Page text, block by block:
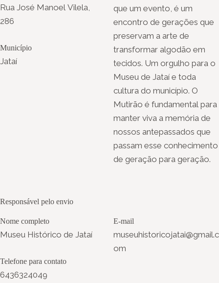
Rua José Manoel Vilela,
286
Município
Jataí
que um evento, é um
encontro de gerações que
preservam a arte de
transformar algodão em
tecidos. Um orgulho para o
Museu de Jataí e toda
cultura do município. O
Mutirão é fundamental para
manter viva a memória de
nossos antepassados que
passam esse conhecimento
de geração para geração.
Responsável pelo envio
Nome completo
Museu Histórico de Jataí
Telefone para contato
6436324049
E-mail
museuhistoricojatai@gmail.c
om